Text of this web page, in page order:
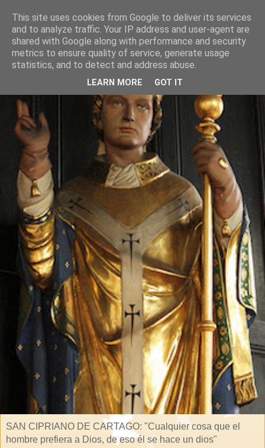
SAN CIPRIANO DE CARTAGO: "Cualquier cosa que el
hombre prefiera a Dios, de eso él se hace un dios"
This site uses cookies from Google to deliver its services
and to analyze traffic. Your IP address and user-agent are
shared with Google along with performance and security
metrics to ensure quality of service, generate usage
statistics, and to detect and address abuse.
LEARN MORE GOT IT